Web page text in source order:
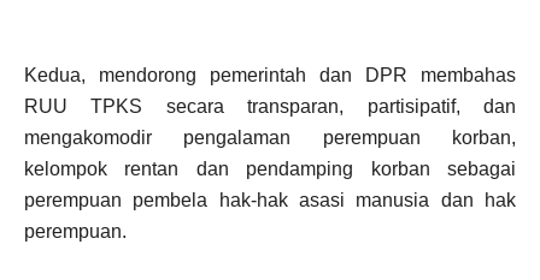
Kedua, mendorong pemerintah dan DPR membahas
RUU TPKS secara transparan, partisipatif, dan
mengakomodir pengalaman perempuan korban,
kelompok rentan dan pendamping korban sebagai
perempuan pembela hak-hak asasi manusia dan hak
perempuan.